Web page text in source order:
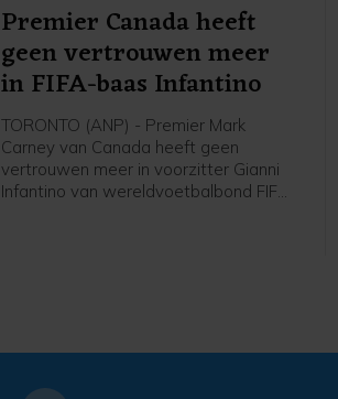
Premier Canada heeft
geen vertrouwen meer
in FIFA-baas Infantino
TORONTO (ANP) - Premier Mark
Carney van Canada heeft geen
vertrouwen meer in voorzitter Gianni
Infantino van wereldvoetbalbond FIFA,